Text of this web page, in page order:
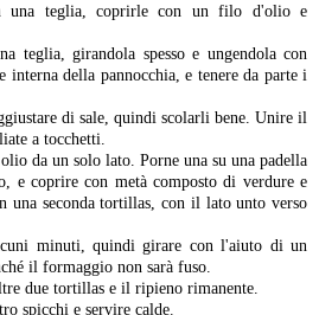
una teglia, coprirle con un filo d'olio e
teglia, girandola spesso e ungendola con
della pannocchia, e tenere da parte i
di sale, quindi scolarli bene. Unire il
a tocchetti.
da un solo lato. Porne una su una padella
e coprire con metà composto di verdure e
una seconda tortillas, con il lato unto verso
minuti, quindi girare con l'aiuto di un
il formaggio non sarà fuso.
due tortillas e il ripieno rimanente.
spicchi e servire calde.